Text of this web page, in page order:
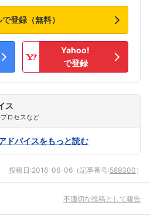
で登録（無料）
Yahoo!
で登録
ス
ロセスなど
ドバイスをもっと読む
投稿日:2016-06-06 （記事番号:589300 ）
不適切な投稿として報告